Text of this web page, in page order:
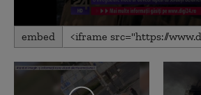
0
seconds
6
minutes,
embed